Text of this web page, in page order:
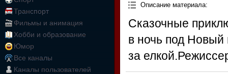
Транспорт
Фильмы и анимация
Хобби и образование
Юмор
Все каналы
Каналы пользователей
Описание материала:
Сказочные
в ночь под Новый
за